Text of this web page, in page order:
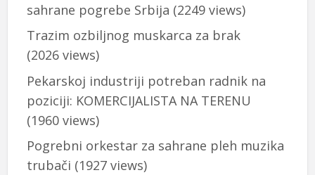
sahrane pogrebe Srbija (2249 views)
Trazim ozbiljnog muskarca za brak
(2026 views)
Pekarskoj industriji potreban radnik na
poziciji: KOMERCIJALISTA NA TERENU
(1960 views)
Pogrebni orkestar za sahrane pleh muzika
trubači (1927 views)